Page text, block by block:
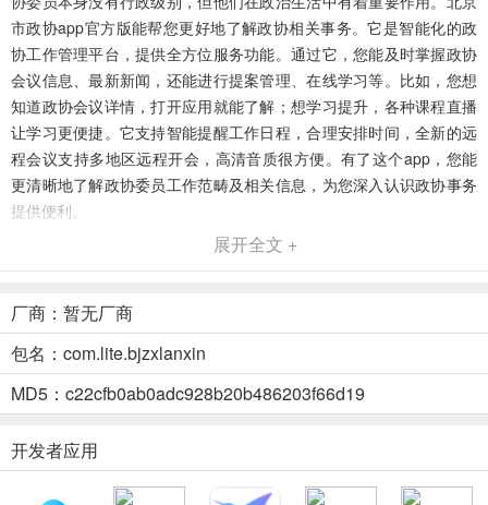
市政协app官方版能帮您更好地了解政协相关事务。它是智能化的政
协工作管理平台，提供全方位服务功能。通过它，您能及时掌握政协
会议信息、最新新闻，还能进行提案管理、在线学习等。比如，您想
知道政协会议详情，打开应用就能了解；想学习提升，各种课程直播
让学习更便捷。它支持智能提醒工作日程，合理安排时间，全新的远
程会议支持多地区远程开会，高清音质很方便。有了这个app，您能
更清晰地了解政协委员工作范畴及相关信息，为您深入认识政协事务
提供便利。
北京市政协(政协履职平台)优势
更高效。
2、智能日程管理：支持智能提醒，合理安排时间，让工作有条不紊。
3、高清远程会议：全新远程视频会议，多地区高清音质开会超方便。
4、学习资源丰富：各种课程直播，是提升委员思想水平的好平台。
展开全文 +
厂商：暂无厂商
包名：com.lite.bjzxlanxin
MD5：c22cfb0ab0adc928b20b486203f66d19
开发者应用